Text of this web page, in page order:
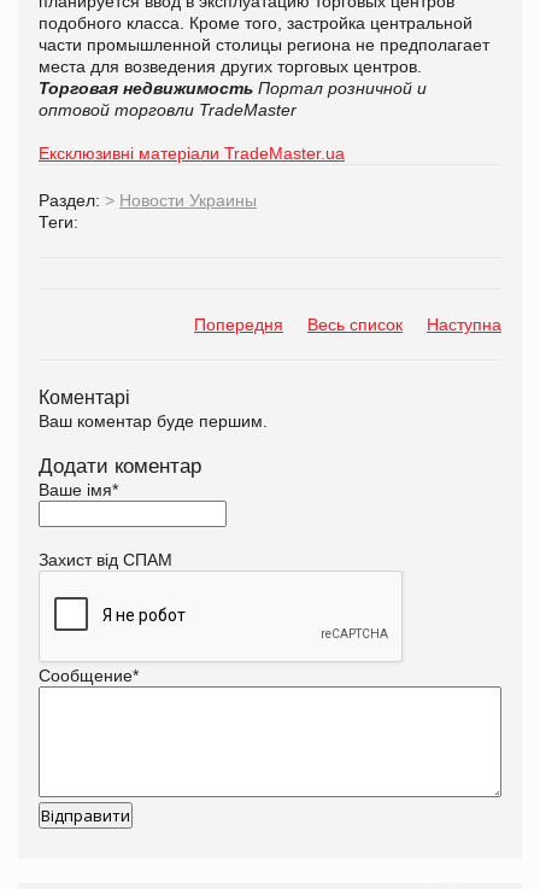
подобного класса. Кроме того, застройка центральной
части промышленной столицы региона не предполагает
места для возведения других торговых центров.
Торговая недвижимость Портал розничной и
оптовой торговли TradeMaster
Ексклюзивні матеріали TradeMaster.ua
Раздел: > Новости Украины
Теги:
Попередня Весь список Наступна
Коментарі
Ваш коментар буде першим.
Додати коментар
Ваше імя*
Захист від СПАМ
Сообщение*